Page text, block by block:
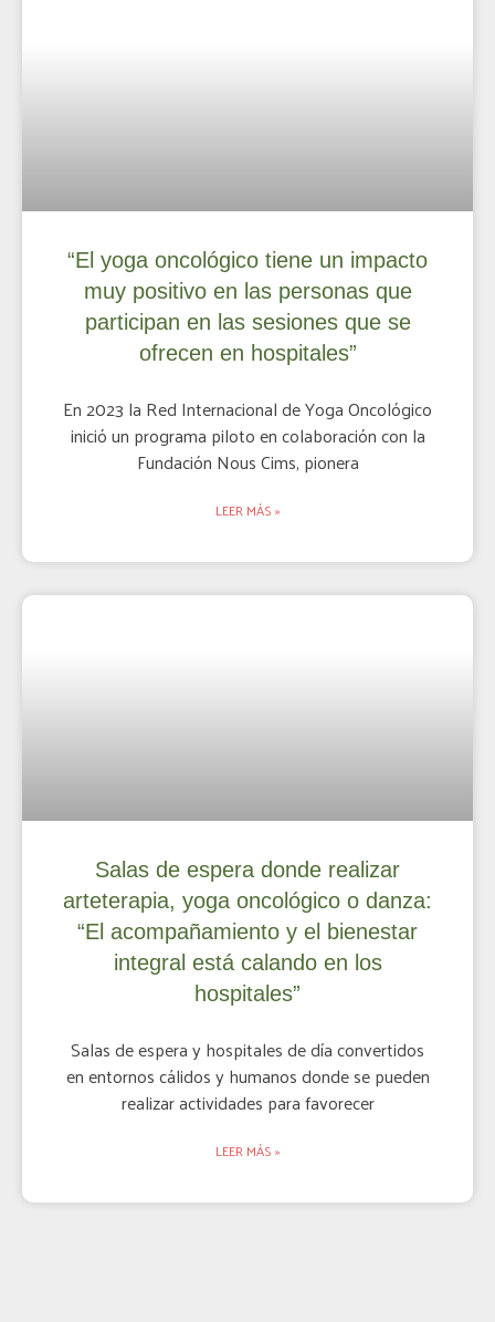
“El yoga oncológico tiene un impacto
muy positivo en las personas que
participan en las sesiones que se
ofrecen en hospitales”
En 2023 la Red Internacional de Yoga Oncológico
inició un programa piloto en colaboración con la
Fundación Nous Cims, pionera
LEER MÁS »
Salas de espera donde realizar
arteterapia, yoga oncológico o danza:
“El acompañamiento y el bienestar
integral está calando en los
hospitales”
Salas de espera y hospitales de día convertidos
en entornos cálidos y humanos donde se pueden
realizar actividades para favorecer
LEER MÁS »